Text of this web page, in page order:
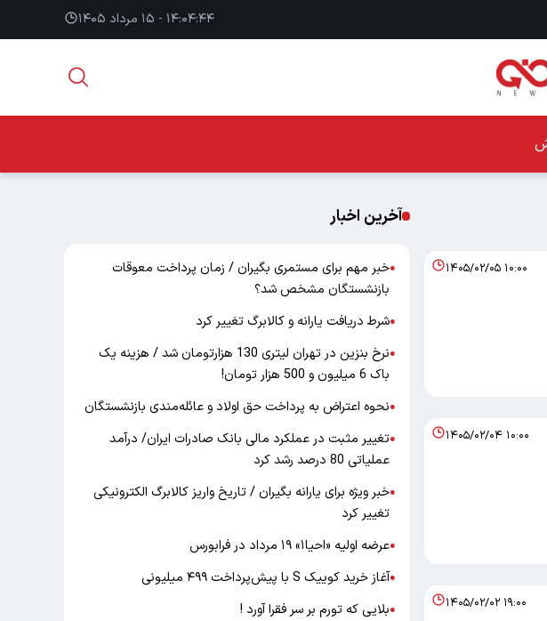
۱۴:۰۴:۴۵ - ۱۵ مرداد ۱۴۰۵
۱۴۰۵/۰۲/۰۵ ۱۰:۰۰
۱۴۰۵/۰۲/۰۴ ۱۰:۰۰
۱۴۰۵/۰۲/۰۲ ۱۹:۰۰
آخرین اخبار
●خبر مهم برای مستمری بگیران / زمان پرداخت معوقات
بازنشستگان مشخص شد؟
●شرط دریافت یارانه و کالابرگ تغییر کرد
●
نرخ بنزین در تهران لیتری 130 هزارتومان شد / هزینه یک
باک 6 میلیون و 500 هزار تومان!
●نحوه اعتراض به پرداخت حق اولاد و عائله‌مندی بازنشستگان
●تغییر مثبت در عملکرد مالی بانک صادرات ایران/ درآمد
عملیاتی 80 درصد رشد کرد
●خبر ویژه برای یارانه بگیران / تاریخ واریز کالابرگ الکترونیکی
تغییر کرد
●عرضه اولیه «احیا۱» ۱۹ مرداد در فرابورس
●آغاز خرید کوییک S با پیش‌پرداخت ۴۹۹ میلیونی
●بلایی که تورم بر سر فقرا آورد !